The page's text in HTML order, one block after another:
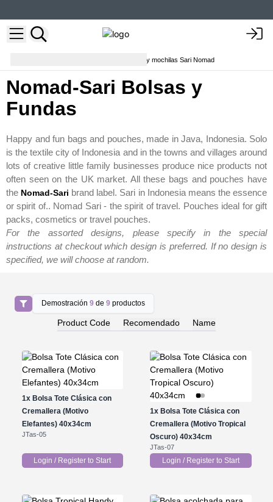
Bolsas y mochilas Sari Nomad
Nomad-Sari Bolsas y
Fundas
Happy and fun bags and pouches, made in Java, Indonesia. Solo
is the textile city of Indonesia and in the towns and villages around
lots of creative little family businesses produce nice products not
often seen on the UK market. All these bags and pouches have
the Nomad-Sari brand label. Sari in Indonesia means the essence
or spirit of.. Nomad Sari - the spirit of travel. Pouches ideal for gift
packs, cosmetics or travel pouches.
For the assorted designs, please specify in the special
instructions at checkout which design is preferred. If no design is
specified, we will choose at random.
Demostración9 de9 productos
Product Code Recomendado Name
1xBolsa Tote Clásica con
Cremallera (Motivo
Elefantes) 40x34cm
JTas-05
Login / Register to Start
1x Bolsa Tote Clásica con
Cremallera (Motivo Tropical
Oscuro) 40x34cm
JTas-07
Login / Register to Start